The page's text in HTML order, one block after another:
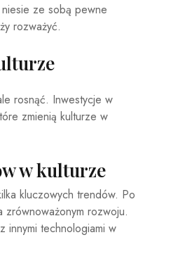
ze sobą pewne
rozważyć.
rosnąć. Inwestycje w
zmienią kulturze w
w kulturze
kluczowych trendów. Po
rozwoju.
innymi technologiami w